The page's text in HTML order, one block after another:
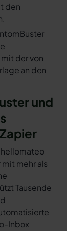
den
der von
an den
und
mehr als
Tausende
Inbox